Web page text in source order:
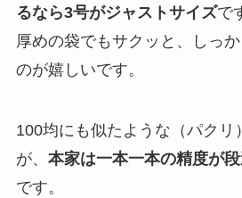
るなら3号がジャストサイズで
厚めの袋でもサクッと、しっ
のが嬉しいです。
100均にも似たような（パクリ
が、 本家は一本一本の精度が
です。